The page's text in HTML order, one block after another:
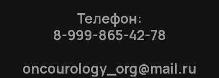
Телефон:
8-999-865-42-78
oncourology_org@mail.ru